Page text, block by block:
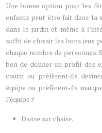
Une bonne option pour les
enfants peut être fait dans la
dans le jardin et même à
suffit de choisir les bons jeux
chaque nombre de
bon de donner un profil des
courir ou préfèrent-ils
équipe ou préfèrent-ils
l’équipe ?
Danse sur chaise.